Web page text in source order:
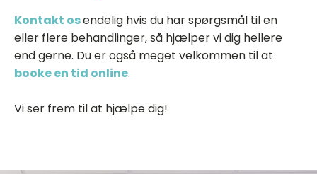
Kontakt osendelig hvis du har spørgsmål til en
eller flere behandlinger, så hjælper vi dig hellere
end gerne. Du er også meget velkommen til at
booke en tid online.
Vi ser frem til at hjælpe dig!